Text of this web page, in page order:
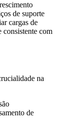
de suporte
cargas de
consistente com
na
de